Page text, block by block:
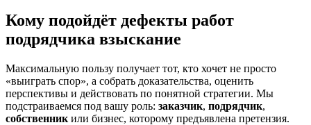
Кому подойдёт дефекты работ
подрядчика взыскание
Максимальную пользу получает тот, кто хочет не просто
«выиграть спор», а собрать доказательства, оценить
перспективы и действовать по понятной стратегии. Мы
подстраиваемся под вашу роль: заказчик, подрядчик,
собственник или бизнес, которому предъявлена претензия.